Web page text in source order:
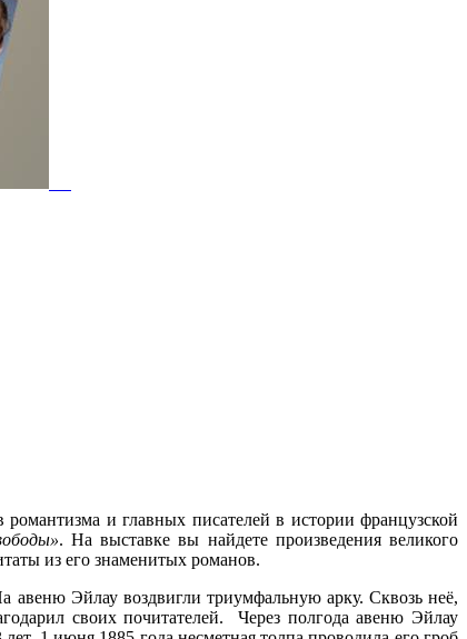
и главных писателей в истории французской
. На выставке вы найдете произведения великого
из его знаменитых романов.
Эйлау воздвигли триумфальную арку. Сквозь неё,
своих почитателей. Через полгода авеню Эйлау